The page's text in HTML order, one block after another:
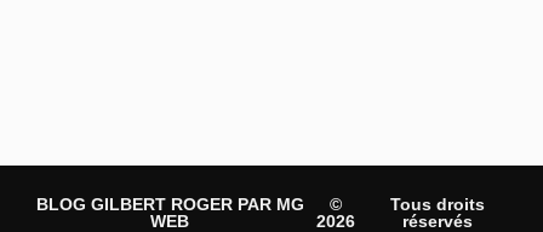
BLOG GILBERT ROGER PAR MG
WEB
©
2026
Tous droits
réservés